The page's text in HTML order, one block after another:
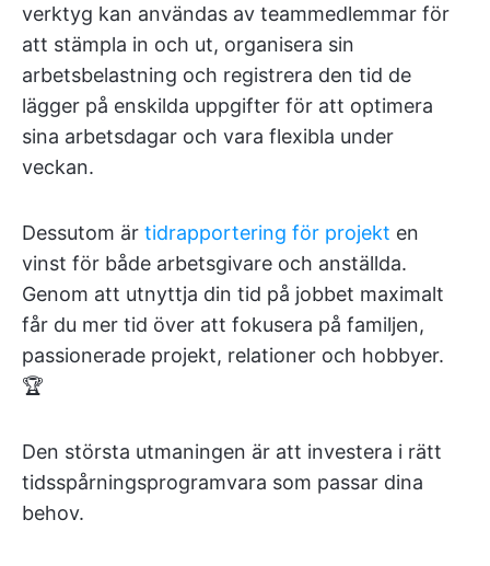
verktyg kan användas av teammedlemmar för
att stämpla in och ut, organisera sin
arbetsbelastning och registrera den tid de
lägger på enskilda uppgifter för att optimera
sina arbetsdagar och vara flexibla under
veckan.
Dessutom är tidrapportering för projekt en
vinst för både arbetsgivare och anställda.
Genom att utnyttja din tid på jobbet maximalt
får du mer tid över att fokusera på familjen,
passionerade projekt, relationer och hobbyer.
🏆
Den största utmaningen är att investera i rätt
tidsspårningsprogramvara som passar dina
behov.